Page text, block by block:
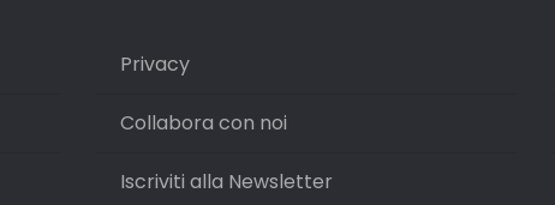
Privacy
Collabora con noi
Iscriviti alla Newsletter